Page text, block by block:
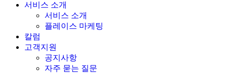
서비스 소개
서비스 소개
플레이스 마케팅
칼럼
고객지원
공지사항
자주 묻는 질문